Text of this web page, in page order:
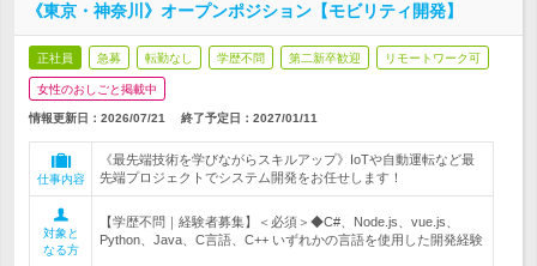
《東京・神奈川》オープンポジション【モビリティ開発】
正社員 急募 転勤なし 学歴不問 第二新卒歓迎 リモートワーク可
女性のおしごと掲載中
情報更新日：2026/07/21 終了予定日： 2027/01/11
仕事内容
《最先端技術を学びながらスキルアップ》IoTや自動運転など最
先端プロジェクトでシステム開発をお任せします！
対象と
なる方
【学歴不問｜経験者募集】＜必須＞◆C#、Node.js、vue.js、
Python、Java、C言語、C++ いずれかの言語を使用した開発経験